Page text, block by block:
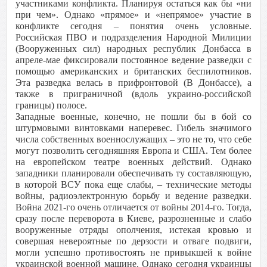
участниками конфликта. Планируя остаться как бы «ни
при чем». Однако «прямое» и «непрямое» участие в
конфликте сегодня – понятия очень условные.
Российская ПВО и подразделения Народной Милиции
(Вооруженных сил) народных республик Донбасса в
апреле-мае фиксировали постоянное ведение разведки с
помощью американских и британских беспилотников.
Эта разведка велась в прифронтовой (В Донбассе), а
также в приграничной (вдоль украино-российской
границы) полосе.
Западные военные, конечно, не пошли бы в бой со
штурмовыми винтовками наперевес. Гибель значимого
числа собственных военнослужащих – это не то, что себе
могут позволить сегодняшняя Европа и США. Тем более
на европейском театре военных действий. Однако
западники планировали обеспечивать ту составляющую,
в которой ВСУ пока еще слабы, – технические методы
войны, радиоэлектронную борьбу и ведение разведки.
Война 2021-го очень отличается от войны 2014-го. Тогда,
сразу после переворота в Киеве, разрозненные и слабо
вооруженные отряды ополчения, истекая кровью и
совершая невероятные по дерзости и отваге подвиги,
могли успешно противостоять не привыкшей к войне
украинской военной машине. Однако сегодня украинцы